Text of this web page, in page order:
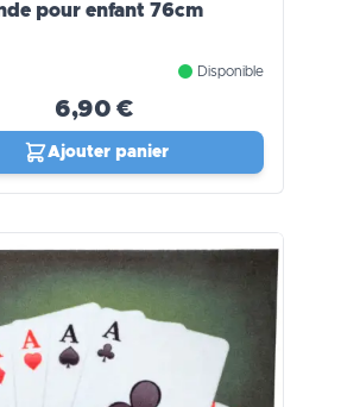
pour enfant 76cm
Disponible
6,90 €
Ajouter panier